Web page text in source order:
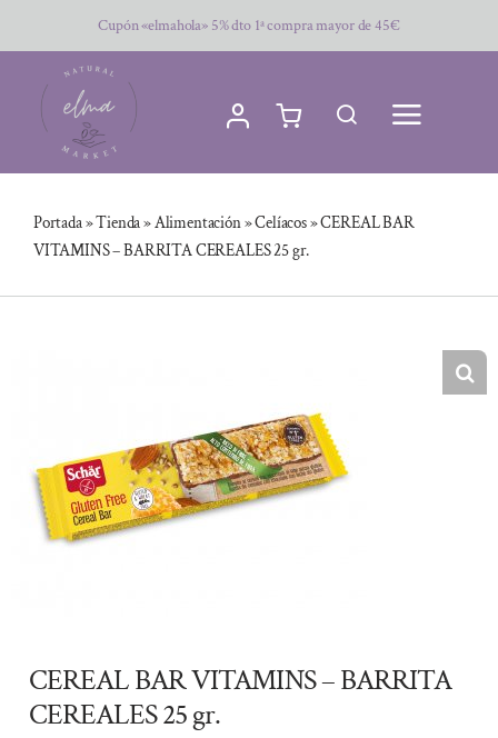
al
contenido
Cupón «elmahola» 5% dto 1ª compra mayor de 45€
Portada»Tienda»Alimentación»Celíacos»CEREAL BAR
VITAMINS – BARRITA CEREALES 25 gr.
CEREAL BAR VITAMINS – BARRITA
CEREALES 25 gr.